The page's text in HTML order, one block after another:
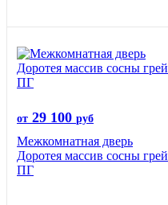
от 29 100 руб
Межкомнатная дверь
Доротея массив сосны грей
ПГ